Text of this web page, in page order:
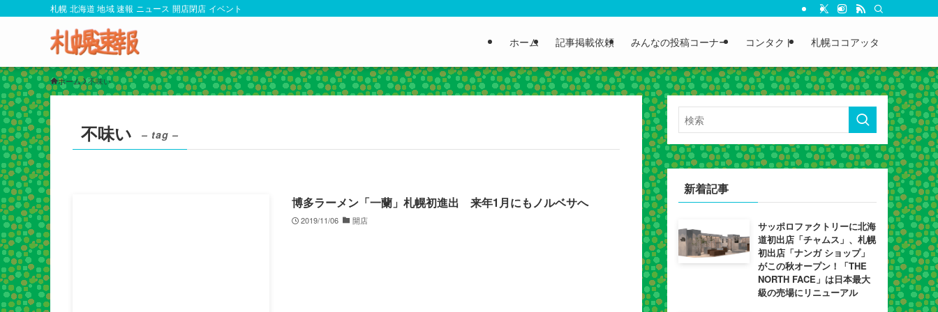
札幌 北海道 地域 速報 ニュース 開店閉店 イベント
ホーム 記事掲載依頼 みんなの投稿コーナー コンタクト 札幌ココアッタ
ホーム 不味い
不味い – tag –
博多ラーメン「一蘭」札幌初進出 来年1月にもノルベサへ
2019/11/06 開店
新着記事
サッポロファクトリーに北海
道初出店「チャムス」、札幌
初出店「ナンガ ショップ」
がこの秋オープン！「THE
NORTH FACE」は日本最大
級の売場にリニューアル